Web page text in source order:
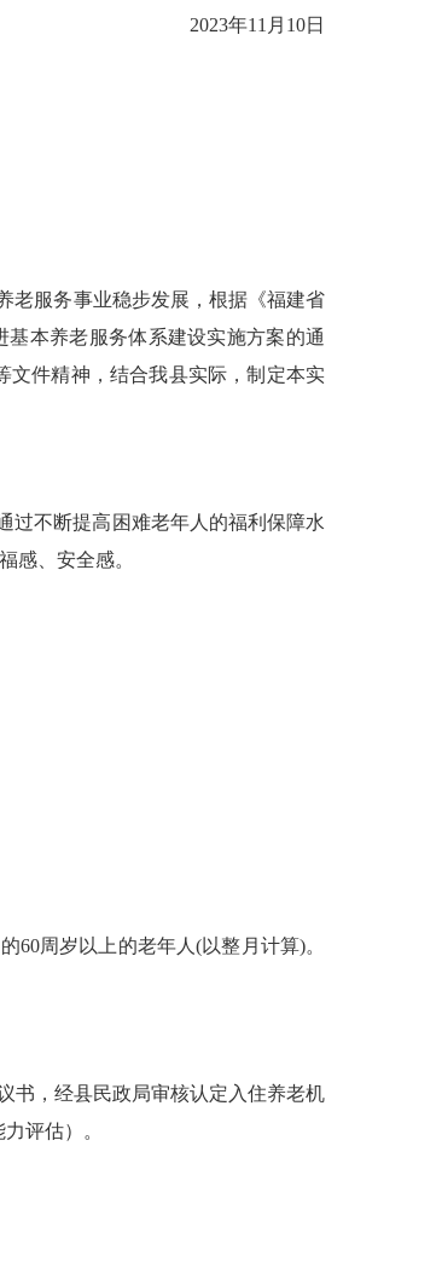
2023年11月10日
老服务事业稳步发展，根据《福建省
基本养老服务体系建设实施方案的通
文件精神，结合我县实际，制定本实
过不断提高困难老年人的福利保障水
感、安全感。
60周岁以上的老年人(以整月计算)。
书，经县民政局审核认定入住养老机
评估）。